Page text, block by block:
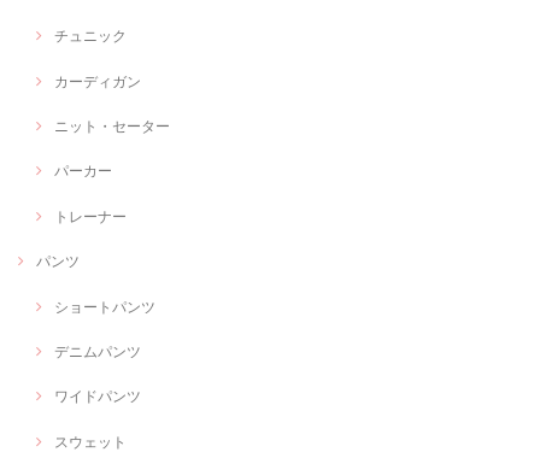
チュニック
カーディガン
ニット・セーター
パーカー
トレーナー
パンツ
ショートパンツ
デニムパンツ
ワイドパンツ
スウェット